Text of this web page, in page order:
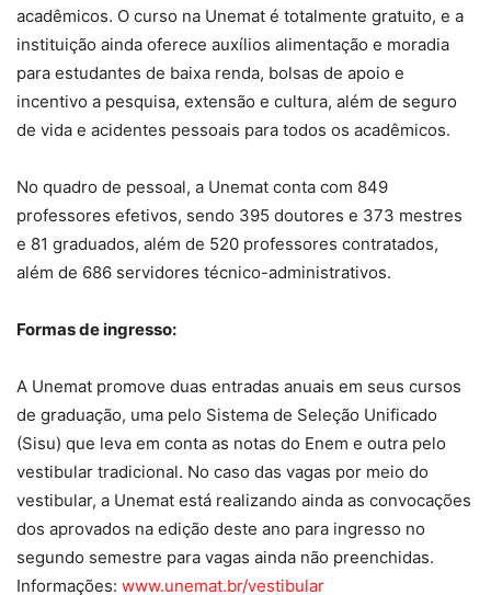
acadêmicos. O curso na Unemat é totalmente gratuito, e a
instituição ainda oferece auxílios alimentação e moradia
para estudantes de baixa renda, bolsas de apoio e
incentivo a pesquisa, extensão e cultura, além de seguro
de vida e acidentes pessoais para todos os acadêmicos.
No quadro de pessoal, a Unemat conta com 849
professores efetivos, sendo 395 doutores e 373 mestres
e 81 graduados, além de 520 professores contratados,
além de 686 servidores técnico-administrativos.
Formas de ingresso:
A Unemat promove duas entradas anuais em seus cursos
de graduação, uma pelo Sistema de Seleção Unificado
(Sisu) que leva em conta as notas do Enem e outra pelo
vestibular tradicional. No caso das vagas por meio do
vestibular, a Unemat está realizando ainda as convocações
dos aprovados na edição deste ano para ingresso no
segundo semestre para vagas ainda não preenchidas.
Informações: www.unemat.br/vestibular